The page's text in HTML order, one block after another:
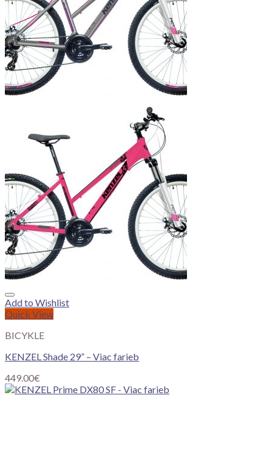
Add to Wishlist
Quick View
BICYKLE
KENZEL Shade 29” – Viac farieb
449.00€